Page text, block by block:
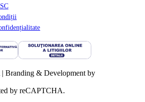
Branding & Development by
by reCAPTCHA.